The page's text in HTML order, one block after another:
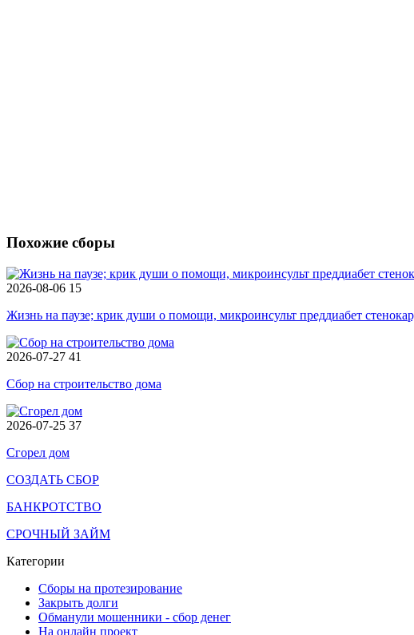
Похожие сборы
2026-08-06 15
Жизнь на паузе; крик души о помощи, микроинсульт преддиабет
2026-07-27 41
Сбор на строительство дома
2026-07-25 37
Сгорел дом
СОЗДАТЬ СБОР
БАНКРОТСТВО
СРОЧНЫЙ ЗАЙМ
Категории
Сборы на протезирование
Закрыть долги
Обманули мошенники - сбор денег
На онлайн проект